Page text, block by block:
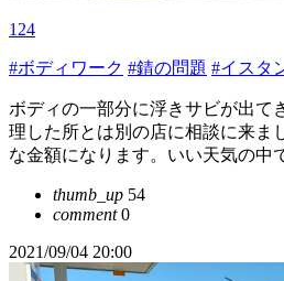
124
#ボディワーク #錆の問題 #イスタ
ボディの一部分に浮きサビが出て
理した所とは別の店に相談に来ま
な金額になります。いい天気の中
thumb_up 54
comment0
2021/09/04 20:00